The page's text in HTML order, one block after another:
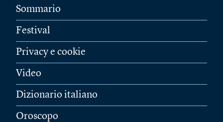
Sommario
Festival
Privacy e cookie
Video
Dizionario italiano
Oroscopo